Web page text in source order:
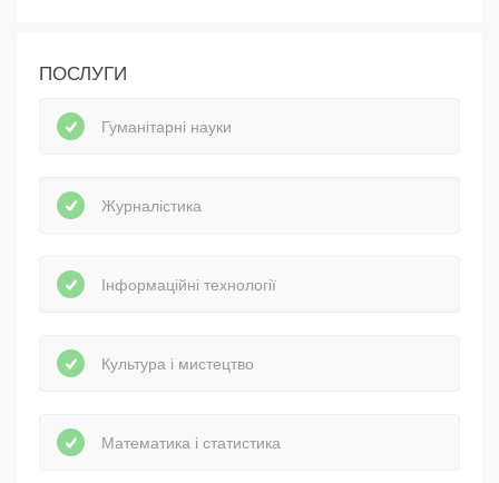
ПОСЛУГИ
Гуманітарні науки
Журналістика
Інформаційні технології
Культура і мистецтво
Математика і статистика